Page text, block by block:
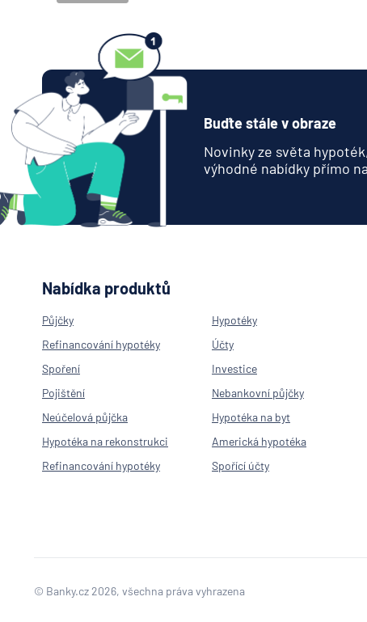
Buďte stále v obraze
Novinky ze světa
výhodné nabídky přímo
Nabídka produktů
Půjčky
Hypotéky
Refinancování hypotéky
Účty
Spoření
Investice
Pojištění
Nebankovní půjčky
Neúčelová půjčka
Hypotéka na byt
Hypotéka na rekonstrukci
Americká hypotéka
Refinancování hypotéky
Spořící účty
© Banky.cz 2026, všechna práva vyhrazena